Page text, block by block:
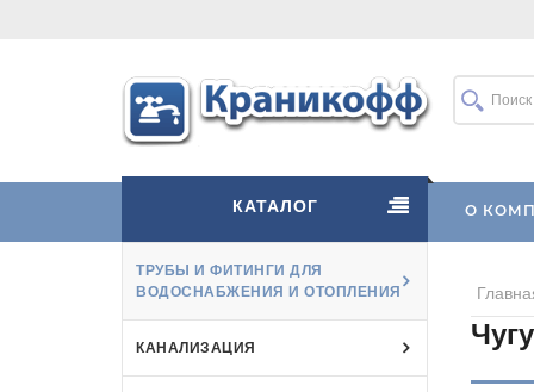
КАТАЛОГ
ТРУБЫ И ФИТИНГИ ДЛЯ
ВОДОСНАБЖЕНИЯ И ОТОПЛЕНИЯ
КАНАЛИЗАЦИЯ
О